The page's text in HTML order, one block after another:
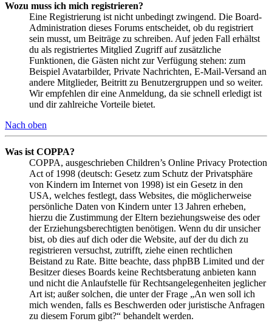
Wozu muss ich mich registrieren?
Eine Registrierung ist nicht unbedingt zwingend. Die Board-
Administration dieses Forums entscheidet, ob du registriert
sein musst, um Beiträge zu schreiben. Auf jeden Fall erhältst
du als registriertes Mitglied Zugriff auf zusätzliche
Funktionen, die Gästen nicht zur Verfügung stehen: zum
Beispiel Avatarbilder, Private Nachrichten, E-Mail-Versand an
andere Mitglieder, Beitritt zu Benutzergruppen und so weiter.
Wir empfehlen dir eine Anmeldung, da sie schnell erledigt ist
und dir zahlreiche Vorteile bietet.
Nach oben
Was ist COPPA?
COPPA, ausgeschrieben Children’s Online Privacy Protection
Act of 1998 (deutsch: Gesetz zum Schutz der Privatsphäre
von Kindern im Internet von 1998) ist ein Gesetz in den
USA, welches festlegt, dass Websites, die möglicherweise
persönliche Daten von Kindern unter 13 Jahren erheben,
hierzu die Zustimmung der Eltern beziehungsweise des oder
der Erziehungsberechtigten benötigen. Wenn du dir unsicher
bist, ob dies auf dich oder die Website, auf der du dich zu
registrieren versuchst, zutrifft, ziehe einen rechtlichen
Beistand zu Rate. Bitte beachte, dass phpBB Limited und der
Besitzer dieses Boards keine Rechtsberatung anbieten kann
und nicht die Anlaufstelle für Rechtsangelegenheiten jeglicher
Art ist; außer solchen, die unter der Frage „An wen soll ich
mich wenden, falls es Beschwerden oder juristische Anfragen
zu diesem Forum gibt?“ behandelt werden.